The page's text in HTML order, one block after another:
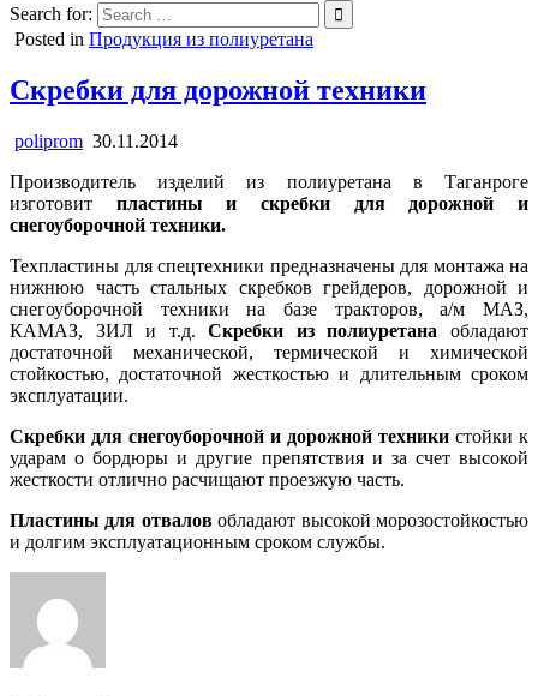
Search for:
Posted in Продукция из полиуретана
Скребки для дорожной техники
poliprom 30.11.2014
Производитель изделий из полиуретана в Таганроге
изготовит пластины и скребки для дорожной и
снегоуборочной техники.
Техпластины для спецтехники предназначены для монтажа на
нижнюю часть стальных скребков грейдеров, дорожной и
снегоуборочной техники на базе тракторов, а/м МАЗ,
КАМАЗ, ЗИЛ и т.д.Скребки из полиуретана обладают
достаточной механической, термической и химической
стойкостью, достаточной жесткостью и длительным сроком
эксплуатации.
Скребки для снегоуборочной и дорожной техники стойки к
ударам о бордюры и другие препятствия и за счет высокой
жесткости отлично расчищают проезжую часть.
Пластины для отваловобладают высокой морозостойкостью
и долгим эксплуатационным сроком службы.